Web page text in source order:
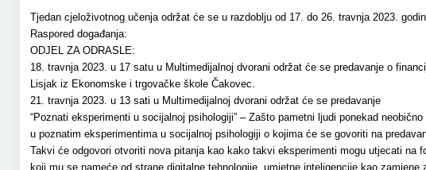
Tjedan cjeloživotnog učenja održat će se u razdoblju od 17. do 26. travnja 2023.
Raspored događanja:
ODJEL ZA ODRASLE:
18. travnja 2023. u 17 satu u Multimedijalnoj dvorani održat će se predavanje o
Lisjak iz Ekonomske i trgovačke škole Čakovec.
21. travnja 2023. u 13 sati u Multimedijalnoj dvorani održat će se predavanje
“Poznati eksperimenti u socijalnoj psihologiji” – Zašto pametni ljudi ponekad
u poznatim eksperimentima u socijalnoj psihologiji o kojima će se govoriti na
Takvi će odgovori otvoriti nova pitanja kao kako takvi eksperimenti mogu utjecati
koji mu se nameće od strane digitalne tehnologije, umjetne inteligencije kao